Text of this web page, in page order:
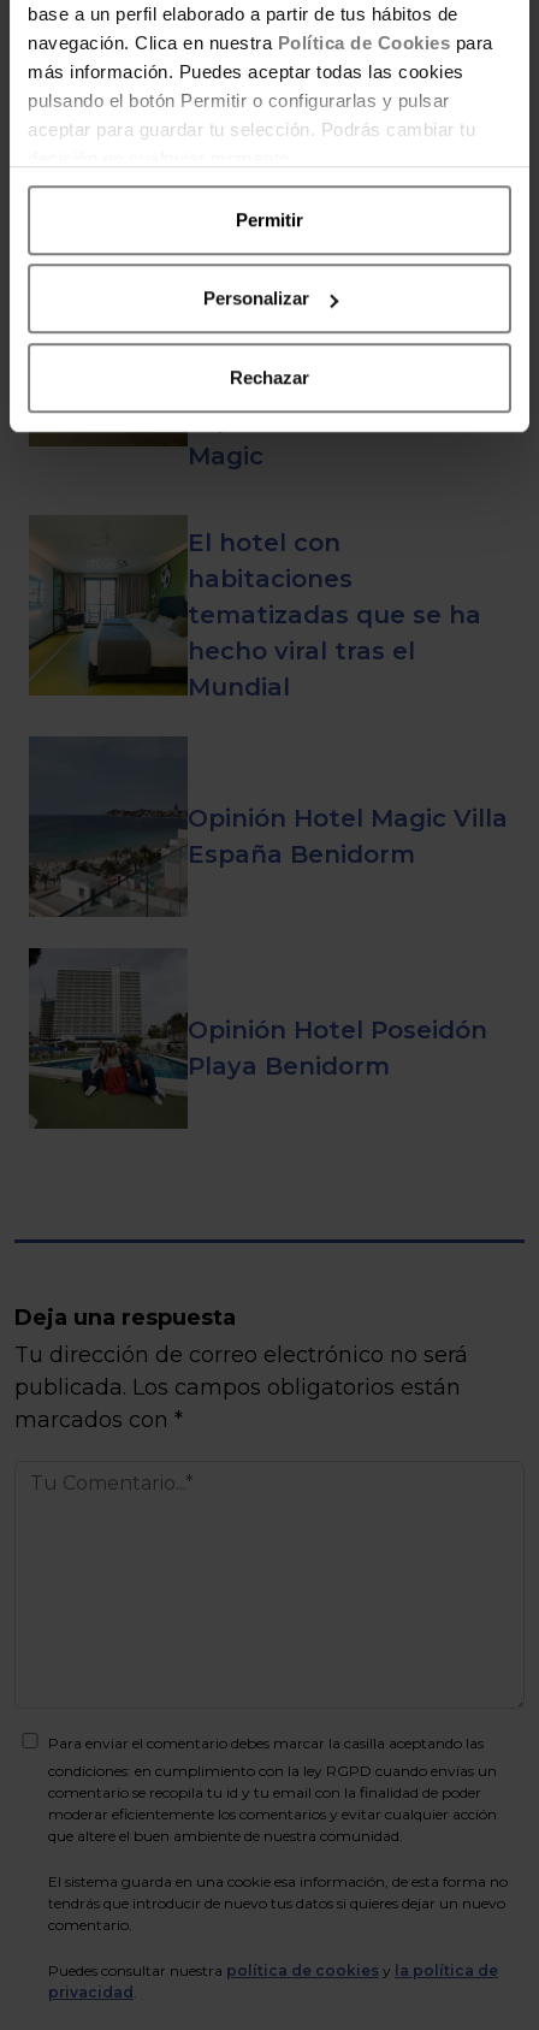
base a un perfil elaborado a partir de tus hábitos de
navegación. Clica en nuestra Política de Cookies para
más información. Puedes aceptar todas las cookies
pulsando el botón Permitir o configurarlas y pulsar
aceptar para guardar tu selección. Podrás cambiar tu
Permitir
Personalizar
Rechazar
gratis, cupones y más promociones
que te ayuden a ahorrar.
ENTRADAS RELACIONADAS
Cinco estrellas, agua de
mar y programas
wellnes: así es Pontiana,
la apertura más
esperada de la cadena
Magic
El hotel con
habitaciones
tematizadas que se ha
hecho viral tras el
Mundial
Opinión Hotel Magic Villa
España Benidorm
Opinión Hotel Poseidón
Playa Benidorm
Deja una respuesta
Tu dirección de correo electrónico no será
publicada. Los campos obligatorios están
marcados con *
Para enviar el comentario debes marcar la casilla aceptando las
condiciones: en cumplimiento con la ley RGPD cuando envías un
comentario se recopila tu id y tu email con la finalidad de poder
moderar eficientemente los comentarios y evitar cualquier acción
que altere el buen ambiente de nuestra comunidad.
El sistema guarda en una cookie esa información, de esta forma no
tendrás que introducir de nuevo tus datos si quieres dejar un nuevo
comentario.
Puedes consultar nuestra política de cookies y la política de
privacidad .